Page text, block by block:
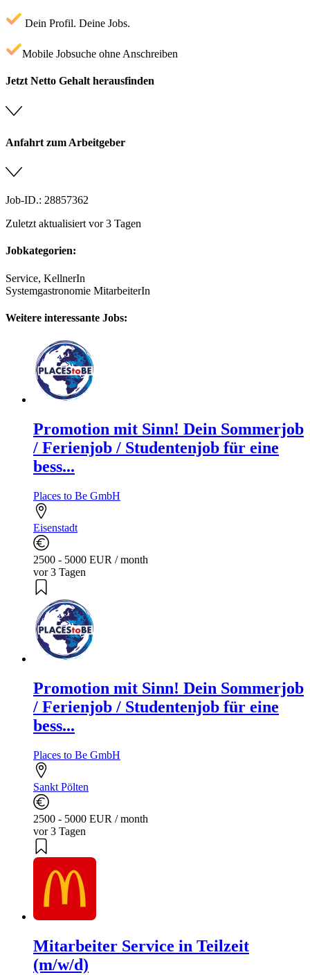
Dein Profil. Deine Jobs.
Mobile Jobsuche ohne Anschreiben
Jetzt Netto Gehalt herausfinden
Anfahrt zum Arbeitgeber
Job-ID.: 28857362
Zuletzt aktualisiert vor 3 Tagen
Jobkategorien:
Service, KellnerIn
Systemgastronomie MitarbeiterIn
Weitere interessante Jobs:
Promotion mit Sinn! Dein Sommerjob
/ Ferienjob / Studentenjob für eine
bess...
Places to Be GmbH
Eisenstadt
2500 - 5000 EUR / month
vor 3 Tagen
Promotion mit Sinn! Dein Sommerjob
/ Ferienjob / Studentenjob für eine
bess...
Places to Be GmbH
Sankt Pölten
2500 - 5000 EUR / month
vor 3 Tagen
Mitarbeiter Service in Teilzeit
(m/w/d)